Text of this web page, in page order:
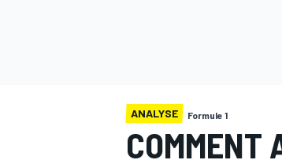
ANALYSE Formule 1
COMMENT